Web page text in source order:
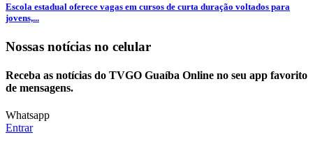
Escola estadual oferece vagas em cursos de curta duração voltados para
jovens,...
Nossas notícias no celular
Receba as notícias do TVGO Guaíba Online no seu app favorito
de mensagens.
Whatsapp
Entrar